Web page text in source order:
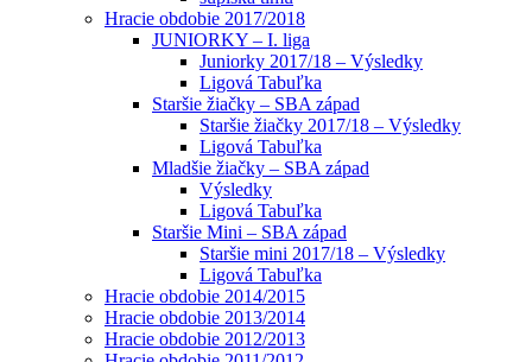
Hracie obdobie 2017/2018
JUNIORKY – I. liga
Juniorky 2017/18 – Výsledky
Ligová Tabuľka
Staršie žiačky – SBA západ
Staršie žiačky 2017/18 – Výsledky
Ligová Tabuľka
Mladšie žiačky – SBA západ
Výsledky
Ligová Tabuľka
Staršie Mini – SBA západ
Staršie mini 2017/18 – Výsledky
Ligová Tabuľka
Hracie obdobie 2014/2015
Hracie obdobie 2013/2014
Hracie obdobie 2012/2013